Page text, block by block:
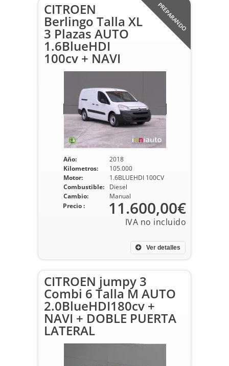
PREPARANDO
CITROEN
Berlingo Talla XL
3 Plazas AUTO
1.6BlueHDI
100cv + NAVI
Año:
2018
Kilometros:
105.000
Motor:
1.6BLUEHDI 100CV
Combustible:
Diesel
Cambio:
Manual
Ver detalles
Precio : 11.600,00€
CITROEN jumpy 3
Combi 6 Talla M AUTO
2.0BlueHDI180cv +
NAVI + DOBLE PUERTA
LATERAL